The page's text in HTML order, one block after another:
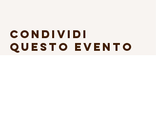
Condividi
questo evento